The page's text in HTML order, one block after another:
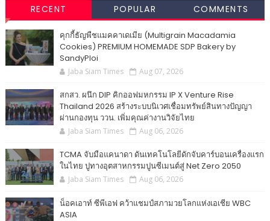
RECENT POPULAR COMMENTS
คุกกี้ธัญพืชแมคคาเดเมีย (Multigrain Macadamia
Cookies) PREMIUM HOMEMADE SDP Bakery by
SandyPloi
Jaba Siam Times Aug 07, 2026
สกสว. ผนึก DIP คิกออฟมหกรรม IP X Venture Rise
Thailand 2026 สร้างระบบนิเวศเชื่อมทรัพย์สินทางปัญญา
ผ่านกองทุน ววน. เพิ่มคุณค่างานวิจัยไทย
Jaba Siam Times Aug 06, 2026
TCMA จับมือแคนาดา ดันเทคโนโลยีดักจับคาร์บอนเครื่องแรก
ในไทย ปูทางอุตสาหกรรมปูนซีเมนต์สู่ Net Zero 2050
Jaba Siam Times Aug 06, 2026
น็อคเอาท์ ซีพีเอฟ คว้าแชมป์สภามวยโลกแห่งเอเชีย WBC
ASIA